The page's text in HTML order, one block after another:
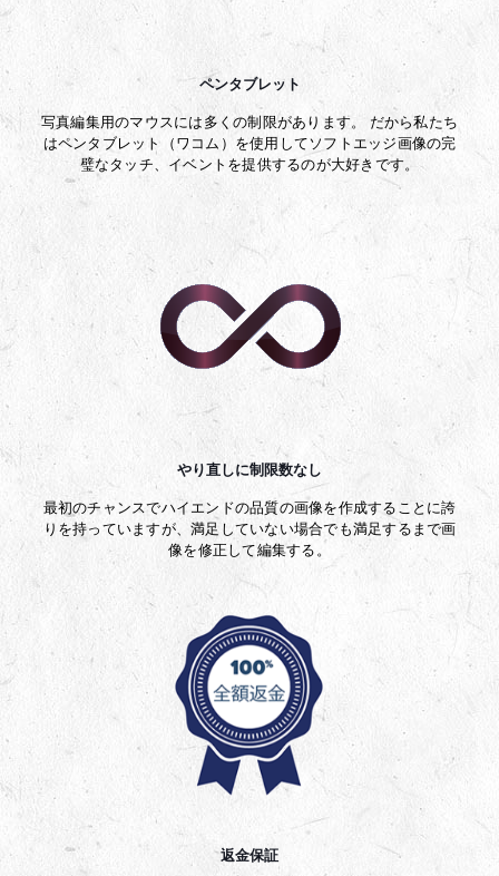
ペンタブレット
写真編集用のマウスには多くの制限があります。 だから私たち
はペンタブレット（ワコム）を使用してソフトエッジ画像の完
璧なタッチ、イベントを提供するのが大好きです。
やり直しに制限数なし
最初のチャンスでハイエンドの品質の画像を作成することに誇
りを持っていますが、満足していない場合でも満足するまで画
像を修正して編集する。
返金保証